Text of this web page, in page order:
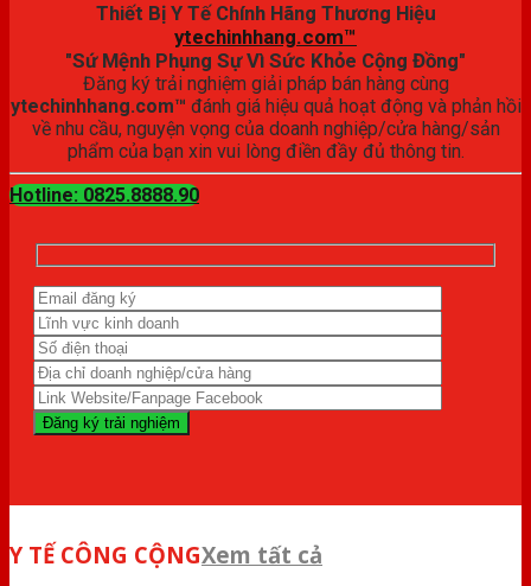
Thiết Bị Y Tế Chính Hãng Thương Hiệu
ytechinhhang.com™
"Sứ Mệnh Phụng Sự Vì Sức Khỏe Cộng Đồng"
Đăng ký trải nghiệm giải pháp bán hàng cùng
ytechinhhang.com™ đánh giá hiệu quả hoạt động và phản hồi
về nhu cầu, nguyện vọng của doanh nghiệp/cửa hàng/sản
phẩm của bạn xin vui lòng điền đầy đủ thông tin.
Hotline: 0825.8888.90
Y TẾ CÔNG CỘNGXem tất cả